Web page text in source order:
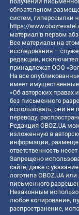
обязательном
систем, гиперссылки
https://
материал в первом
Все материалы на
исследования –
редакции,
принадлежат ООО
На все
имеет
«Об авторских правах
без письменного
использовать, они не
переводу,
Редакция OBOZ.UA
изложенную в
информации,
ответственность
Запрещено
сайте, даже с
логотипа OBOZ.UA
письменного
Незаконным
любое копирование,
распространение,